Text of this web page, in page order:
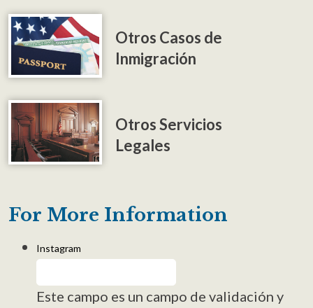
Otros Casos de
Inmigración
Otros Servicios
Legales
For More Information
Instagram
Este campo es un campo de validación y